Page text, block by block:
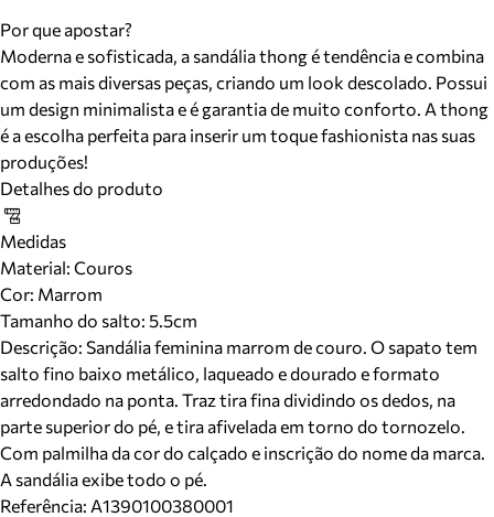
Por que apostar?
Moderna e sofisticada, a sandália thong é tendência e combina
com as mais diversas peças, criando um look descolado. Possui
um design minimalista e é garantia de muito conforto. A thong
é a escolha perfeita para inserir um toque fashionista nas suas
produções!
Detalhes do produto
Medidas
Material: Couros
Cor: Marrom
Tamanho do salto: 5.5cm
Descrição: Sandália feminina marrom de couro. O sapato tem
salto fino baixo metálico, laqueado e dourado e formato
arredondado na ponta. Traz tira fina dividindo os dedos, na
parte superior do pé, e tira afivelada em torno do tornozelo.
Com palmilha da cor do calçado e inscrição do nome da marca.
A sandália exibe todo o pé.
Referência: A1390100380001